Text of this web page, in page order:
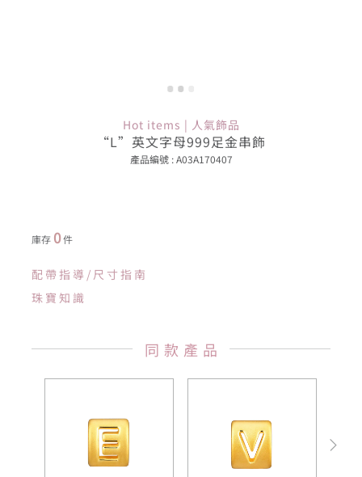
Hot items | 人氣飾品
“L”英文字母999足金串飾
產品編號 : A03A170407
庫存 0件
配帶指導/尺寸指南
珠寶知識
同款產品